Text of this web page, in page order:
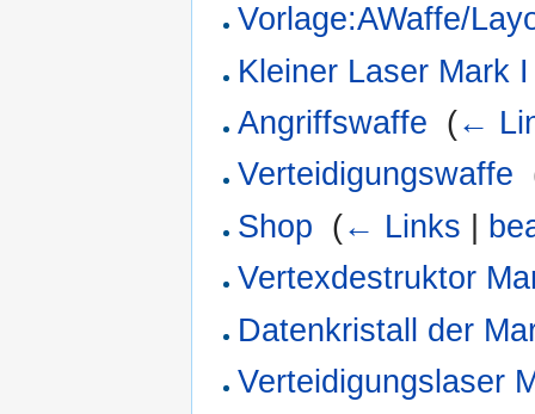
Vorlage:AWaffe/
Kleiner Laser Mark I
Angriffswaffe (←
Verteidigungswaffe
Shop (← Links
Vertexdestruktor
Datenkristall der
Verteidigungslaser